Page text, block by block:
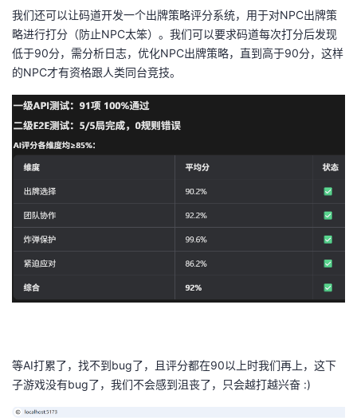
我们还可以让码道开发一个出牌策略评分系统，用于对NPC出牌策
略进行打分（防止NPC太笨）。我们可以要求码道每次打分后发现
低于90分，需分析日志，优化NPC出牌策略，直到高于90分，这样
的NPC才有资格跟人类同台竞技。
等AI打累了，找不到bug了，且评分都在90以上时我们再上，这下
子游戏没有bug了，我们不会感到沮丧了，只会越打越兴奋 :)